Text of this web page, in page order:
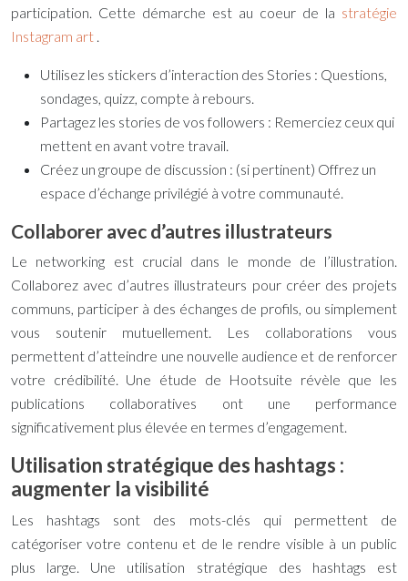
participation. Cette démarche est au coeur de la stratégie
Instagram art .
Utilisez les stickers d’interaction des Stories : Questions,
sondages, quizz, compte à rebours.
Partagez les stories de vos followers : Remerciez ceux qui
mettent en avant votre travail.
Créez un groupe de discussion : (si pertinent) Offrez un
espace d’échange privilégié à votre communauté.
Collaborer avec d’autres illustrateurs
Le networking est crucial dans le monde de l’illustration.
Collaborez avec d’autres illustrateurs pour créer des projets
communs, participer à des échanges de profils, ou simplement
vous soutenir mutuellement. Les collaborations vous
permettent d’atteindre une nouvelle audience et de renforcer
votre crédibilité. Une étude de Hootsuite révèle que les
publications collaboratives ont une performance
significativement plus élevée en termes d’engagement.
Utilisation stratégique des hashtags :
augmenter la visibilité
Les hashtags sont des mots-clés qui permettent de
catégoriser votre contenu et de le rendre visible à un public
plus large. Une utilisation stratégique des hashtags est